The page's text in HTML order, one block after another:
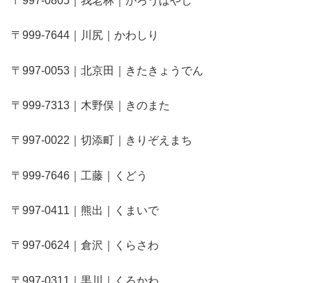
〒999-7644｜川尻｜かわしり
〒997-0053｜北京田｜きたきょうでん
〒999-7313｜木野俣｜きのまた
〒997-0022｜切添町｜きりぞえまち
〒999-7646｜工藤｜くどう
〒997-0411｜熊出｜くまいで
〒997-0624｜倉沢｜くらさわ
〒997-0311｜黒川｜くろかわ